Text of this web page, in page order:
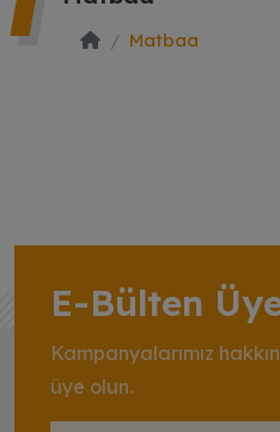
Matbaa
Matbaa
E-Bülten
Kampanyalarımız
üye olun.